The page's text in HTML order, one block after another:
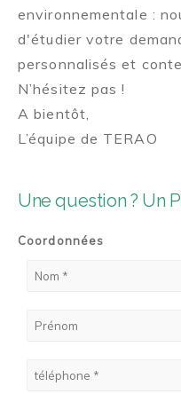
Une question ? Un
Coordonnées
environnementale :
d'étudier votre
personnalisés et
N’hésitez pas !
A bientôt,
L’équipe de TERAO